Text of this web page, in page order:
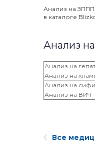
Анализ на
в каталоге Blizko
Анализ
Анализ на
Анализ на
Анализ на
Анализ на ВИЧ
Все